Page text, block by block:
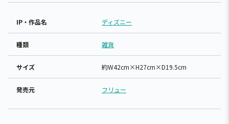
IP・作品名 ディズニー
種類 雑貨
サイズ 約W42cm×H27cm×D19.5cm
発売元 フリュー